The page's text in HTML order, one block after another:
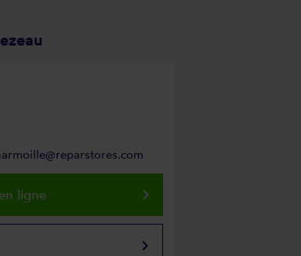
ligne keyboard_arrow_right
keyboard_arrow_right